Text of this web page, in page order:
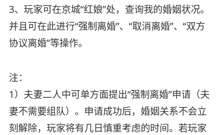
3、玩家可在京城“红娘”处，查询我的婚姻状况。
并且可在此进行“强制离婚”、“取消离婚”、“双方
协议离婚”等操作。
注：
1）夫妻二人中可单方面提出“强制离婚”申请（夫
妻不需要组队）。申请成功后，婚姻关系不会立
刻解除，玩家将有几日慎重考虑的时间。若玩家